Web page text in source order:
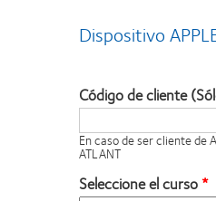
Dispositivo
Código de cliente
En caso de ser cliente de
ATLANT
Seleccione el curso